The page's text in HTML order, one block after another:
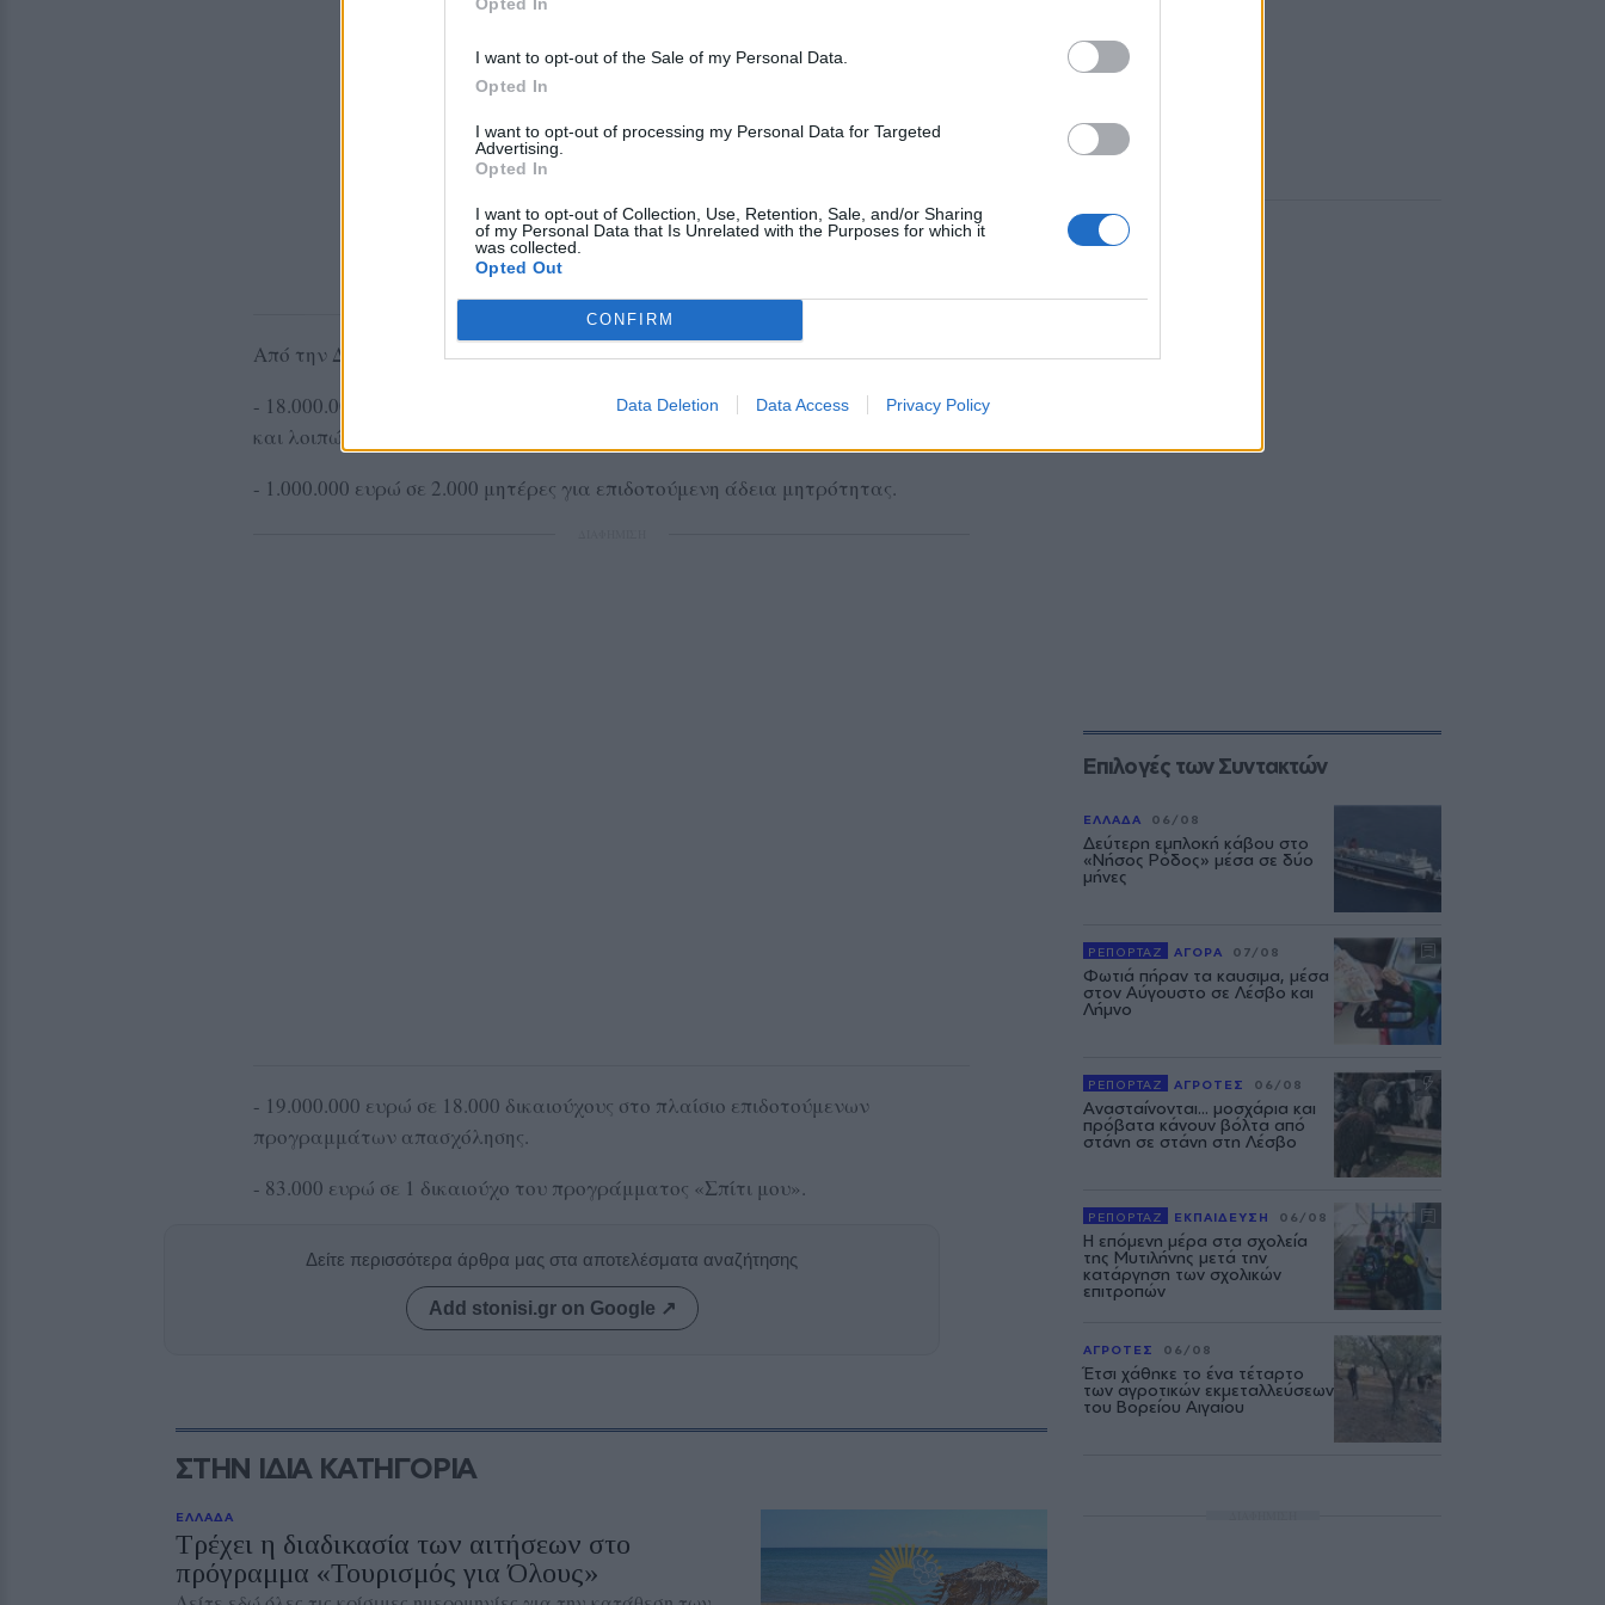
I want to opt-out of the Sale of my Personal Data.
Opted In
I want to opt-out of processing my Personal Data for Targeted
Advertising.
Opted In
I want to opt-out of Collection, Use, Retention, Sale, and/or Sharing
of my Personal Data that Is Unrelated with the Purposes for which it
was collected.
Opted Out
CONFIRM
Data Deletion Data Access Privacy Policy
Από την ΔΥΠΑ θα γίνουν οι εξής καταβολές:
- 18.000.000 ευρώ σε 30.000 δικαιούχους για καταβολή επιδομάτων ανεργίας
και λοιπών επιδομάτων.
- 1.000.000 ευρώ σε 2.000 μητέρες για επιδοτούμενη άδεια μητρότητας.
- 19.000.000 ευρώ σε 18.000 δικαιούχους στο πλαίσιο επιδοτούμενων
προγραμμάτων απασχόλησης.
- 83.000 ευρώ σε 1 δικαιούχο του προγράμματος «Σπίτι μου».
Δείτε περισσότερα άρθρα μας στα αποτελέσματα αναζήτησης
Add stonisi.gr on Google ↗
ΣΤΗΝ ΙΔΙΑ ΚΑΤΗΓΟΡΙΑ
ΕΛΛΑΔΑ
Τρέχει η διαδικασία των αιτήσεων στο
πρόγραμμα «Τουρισμός για Όλους»
Επιλογές των Συντακτών
ΕΛΛΑΔΑ 06/08
Δεύτερη εμπλοκή κάβου στο
«Νήσος Ρόδος» μέσα σε δύο
μήνες
ΡΕΠΟΡΤΑΖ ΑΓΟΡΑ 07/08
Φωτιά πήραν τα καυσιμα, μέσα
στον Αύγουστο σε Λέσβο και
Λήμνο
ΡΕΠΟΡΤΑΖ ΑΓΡΟΤΕΣ 06/08
Ανασταίνονται... μοσχάρια και
πρόβατα κάνουν βόλτα από
στάνη σε στάνη στη Λέσβο
ΡΕΠΟΡΤΑΖ ΕΚΠΑΙΔΕΥΣΗ 06/08
Η επόμενη μέρα στα σχολεία
της Μυτιλήνης μετά την
κατάργηση των σχολικών
επιτροπών
ΑΓΡΟΤΕΣ 06/08
Έτσι χάθηκε το ένα τέταρτο
των αγροτικών εκμεταλλεύσεων
του Βορείου Αιγαίου